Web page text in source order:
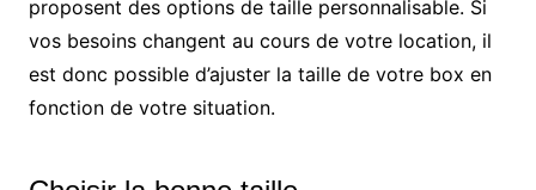
proposent des options de taille personnalisable. Si
vos besoins changent au cours de votre location, il
est donc possible d’ajuster la taille de votre box en
fonction de votre situation.